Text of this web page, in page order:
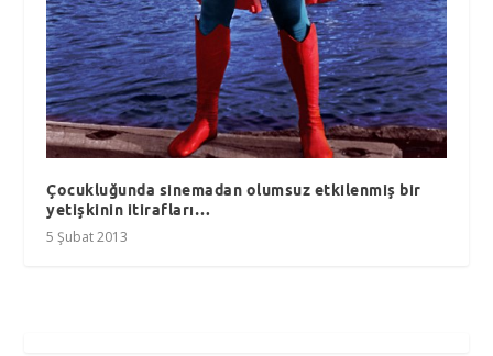
Çocukluğunda sinemadan olumsuz etkilenmiş bir
yetişkinin itirafları…
5 Şubat 2013